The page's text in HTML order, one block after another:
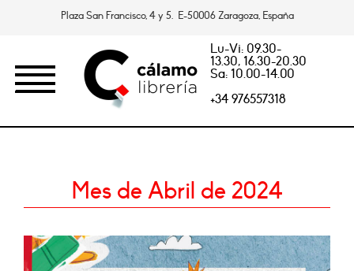
Plaza San Francisco, 4 y 5. E-50006 Zaragoza, España
Lu-Vi: 09.30-
13.30, 16.30-20.30
Sa: 10.00-14.00
+34 976557318
Mes de Abril de 2024